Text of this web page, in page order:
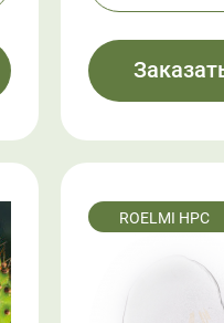
ROELMI HPC